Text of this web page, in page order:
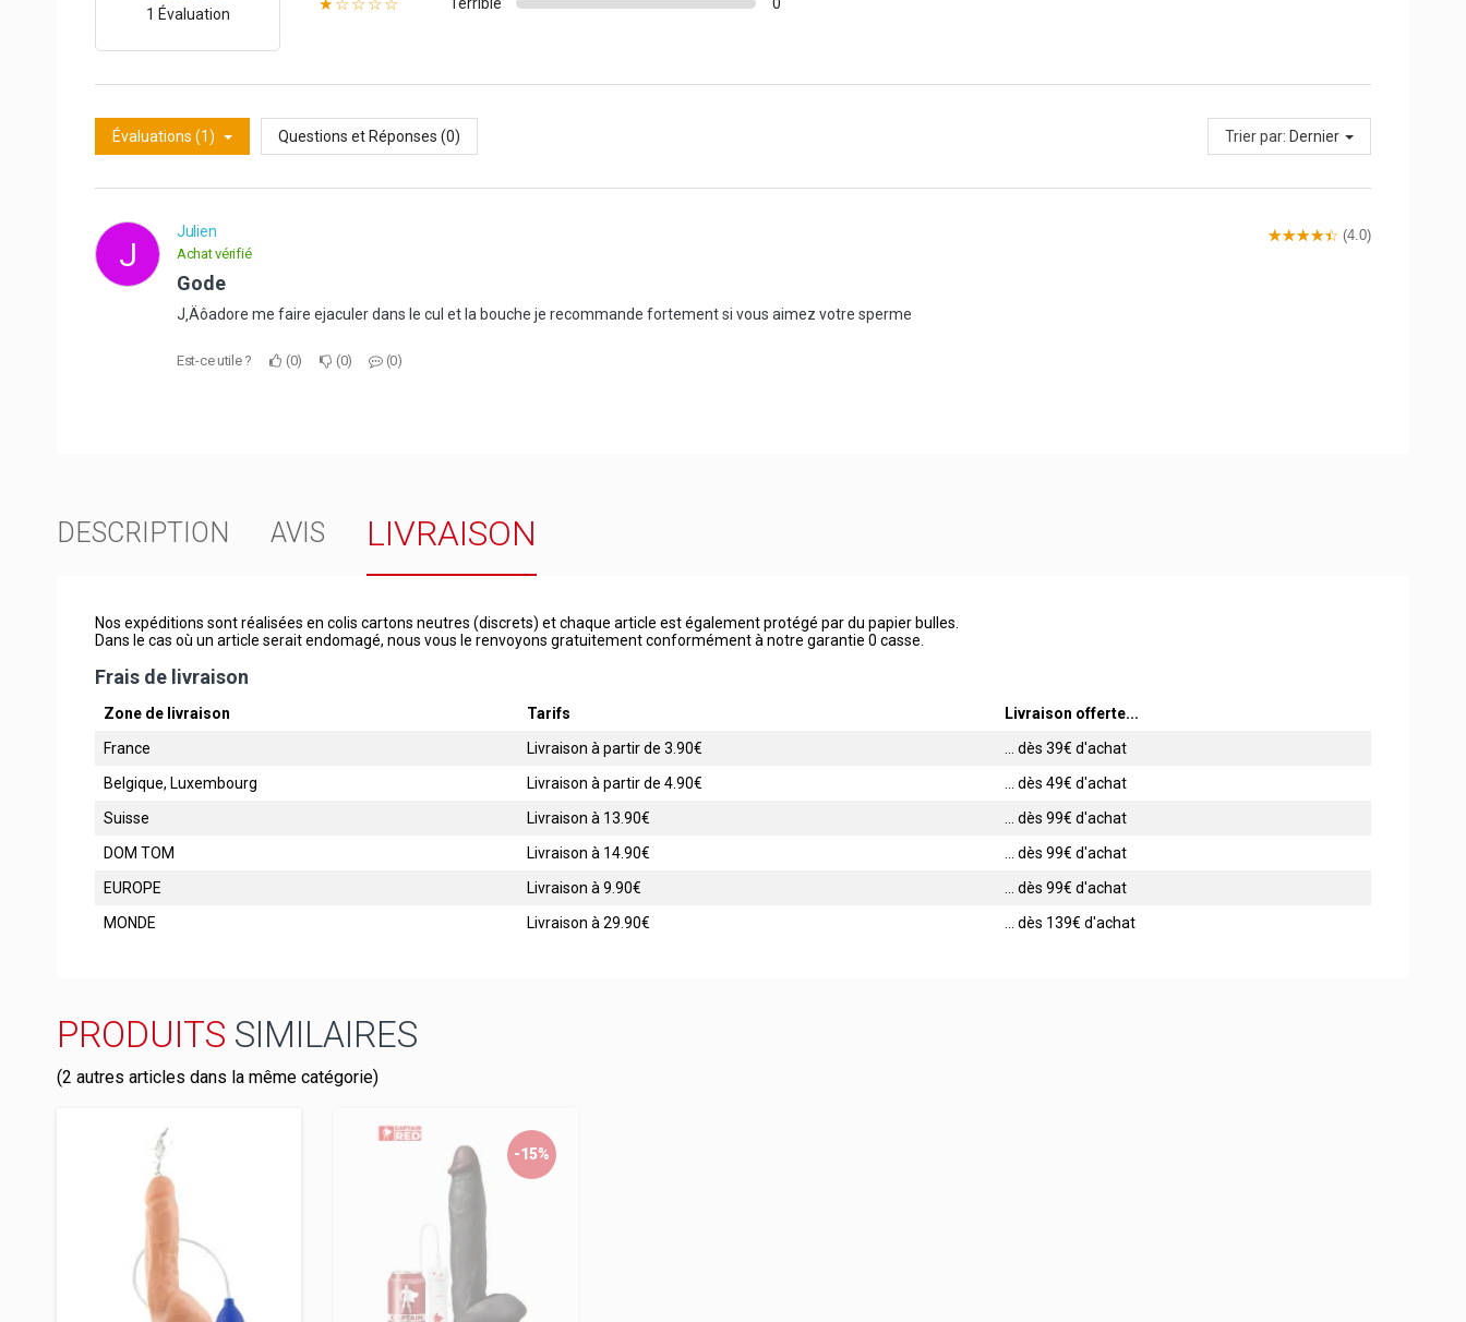
1 Évaluation
★☆☆☆☆
Évaluations (1) Questions et Réponses (0) Trier par: Dernier
J
Julien
Achat vérifié
(4.0)
Gode
J‚Äôadore me faire ejaculer dans le cul et la bouche je recommande fortement si vous aimez votre sperme
Est-ce utile ? 0 0 0
DESCRIPTION AVIS LIVRAISON
Nos expéditions sont réalisées en colis cartons neutres (discrets) et chaque article est également protégé par du papier bulles.
Dans le cas où un article serait endomagé, nous vous le renvoyons gratuitement conformément à notre garantie 0 casse.
Frais de livraison
Zone de livraison Tarifs
Livraison offerte...
France
Livraison à partir de 3.90€
... dès 39€ d'achat
Belgique, Luxembourg
Livraison à partir de 4.90€
... dès 49€ d'achat
Suisse
Livraison à 13.90€
... dès 99€ d'achat
DOM TOM
Livraison à 14.90€
... dès 99€ d'achat
EUROPE
Livraison à 9.90€
... dès 99€ d'achat
MONDE
Livraison à 29.90€ ... dès 139€ d'achat
PRODUITS SIMILAIRES
(2 autres articles dans la même catégorie)
-15%